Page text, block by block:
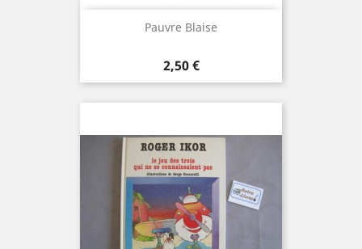
Pauvre Blaise
Prix
2,50 €